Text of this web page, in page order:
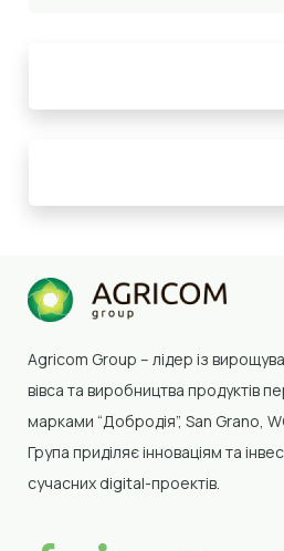
Agricom Group – лідер із
вівса та виробництва продуктів
марками “Добродія”, San Grano,
Група приділяє інноваціям та
сучасних digital-проектів.